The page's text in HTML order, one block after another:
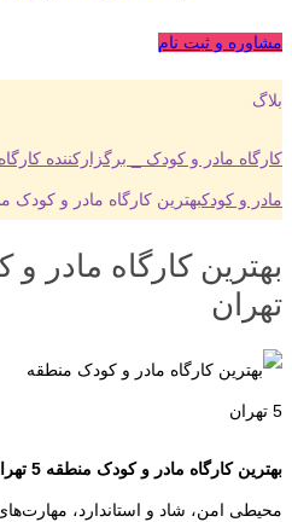
مشاوره و ثبت نام
بلاگ
کارگاه مادر و کودک _ برگزارکننده
مادر و کودکبهترین کارگاه مادر و کودک منطقه
تهران
بهترین کارگاه مادر و کودک منطقه 5 تهران
محیطی امن، شاد و استاندارد،